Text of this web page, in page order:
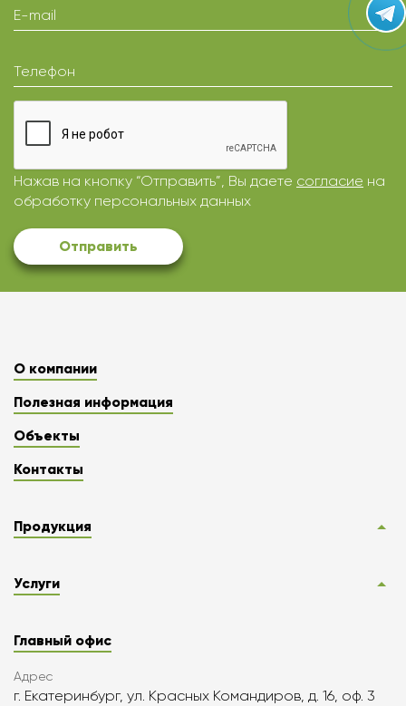
E-mail
Телефон
Нажав на кнопку “Отправить”, Вы даете согласие на
обработку персональных данных
Отправить
О компании
Полезная информация
Объекты
Контакты
Продукция
Услуги
Главный офис
Адрес
г. Екатеринбург, ул. Красных Командиров, д. 16, оф. 3